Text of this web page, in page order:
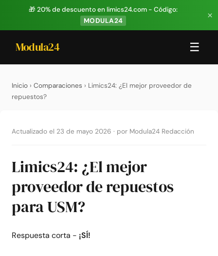
🎁 20% de descuento en limics24.com - Código:
MODULA24
×
Modula24 ☰
Inicio › Comparaciones › Limics24: ¿El mejor proveedor de
repuestos?
Actualizado el 23 de mayo 2026 · por Modula24 Redacción
Limics24: ¿El mejor
proveedor de repuestos
para USM?
Respuesta corta - ¡SÍ!